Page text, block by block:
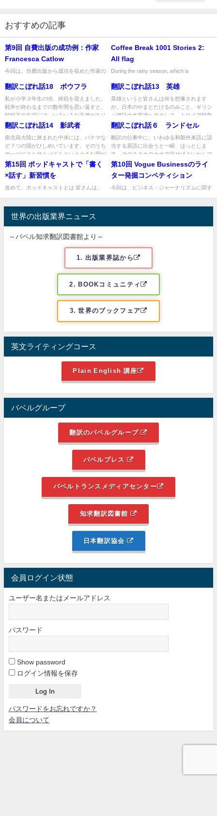
おすすめの記事
第9回 自費出版の成功例：作家
Francesca Catlow
今回は、自費出版から成功を収めた作家の
カ・カトロウ）を紹介します。
Francesca ...
Coffee Break 1001 Stories 2:
All flag
During the rainy season, which is
翻訳こぼれ話18 ボウフラ
私が小学３年生の頃、終戦を迎えました。
戦争が終わるまでの数年間を思い返すと、
戦時下の生活には、いろいろな不便があり
ました。例えば、灯火管制で...
翻訳こぼれ話13 英雄
英雄というと皆さんは何を想像されます
か。日本のやまとたけるのみこと、ギリシ
ャ神話の大英雄ヘラクレス、トロイア戦争
で奮闘するアキレス、さらには...
翻訳こぼれ話14 影武者
南北両大陸に挟まれた中米には、パナマな
ど７つの国がひしめいています。そのうち
の一つにエルサルバドルという小さな国が
あります。人口は６００万人...
翻訳こぼれ話６ ランドセル
翻訳の仕事中に、いわゆる和製外来語に該
当する原語に出会うと一瞬、ほっとしま
す。そのままカタカナで訳せばよいからで
す。しかし、油断禁物です。和...
第15回 ポッドキャストで「書く
×話す」新習慣を
改めて、ポッドキャストとは 皆さんは、
「ながら聴き」として利用す...
第10回 Vogue Businessのライ
ター発掘コンペティション
今回は、ビジネス・ジャーナリズムに関す
世界の出版業界ニュース
～バベル知求翻訳図書館より～
1. 出版業界誌から
2. BOOKコミュニティ
3. 世界のブックフェア
英文ライティングコース
Plain English 講座
バベルグループ
翻訳のバベルグループ
バベルプレス
バベルトランスメディアセンター
知求翻訳図書館
日本翻訳協会
会員ログイン状態
ユーザー名またはメールアドレス
パスワード
Show password
ログイン情報を保存
パスワードをお忘れですか？
会員について